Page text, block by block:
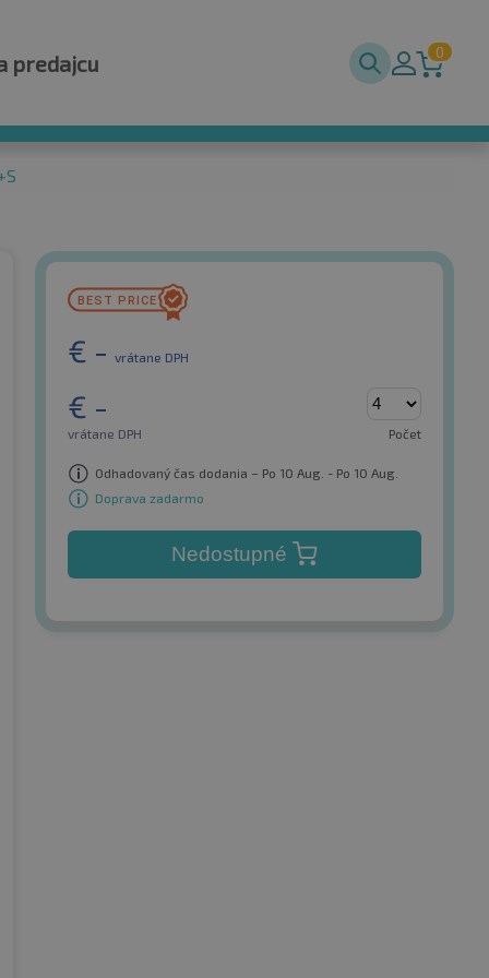
predajcu 0
€ - vrátane DPH
€ -
vrátane DPH Počet
Odhadovaný čas dodania – Po 10 Aug. - Po 10 Aug.
Doprava zadarmo
Nedostupné